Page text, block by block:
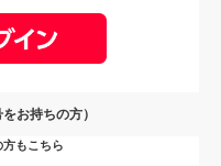
お持ちの方）
もこちら